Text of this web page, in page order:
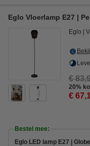
Eglo Vloerlamp E27 |
Eglo
€
20%
€
Bestel mee:
Eglo LED lamp E27 |